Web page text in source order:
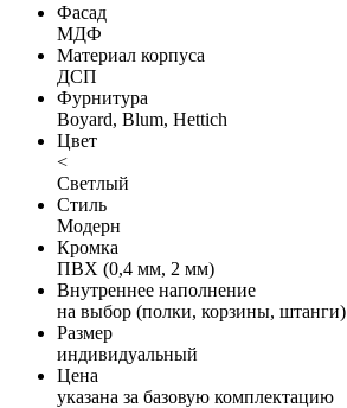
Фасад
МДФ
Материал корпуса
ДСП
Фурнитура
Boyard, Blum, Hettich
Цвет
<
Светлый
Стиль
Модерн
Кромка
ПВХ (0,4 мм, 2 мм)
Внутреннее наполнение
на выбор (полки, корзины, штанги)
Размер
индивидуальный
Цена
указана за базовую комплектацию